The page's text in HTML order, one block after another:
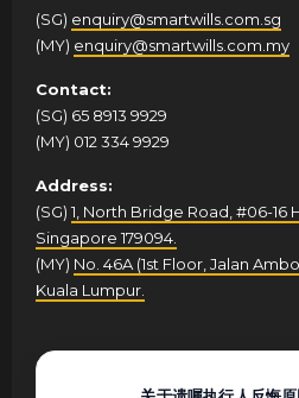
(SG) enquiry@smartwills.com.sg
(MY) enquiry@smartwills.com.my
Contact:
(SG) 65 8913 9929
(MY) 012 334 9929
Address:
(SG) 1, North Bridge Road, #06-16
Singapore 179094.
(MY) No. 46A (1st Floor, Jalan
Kuala Lumpur.